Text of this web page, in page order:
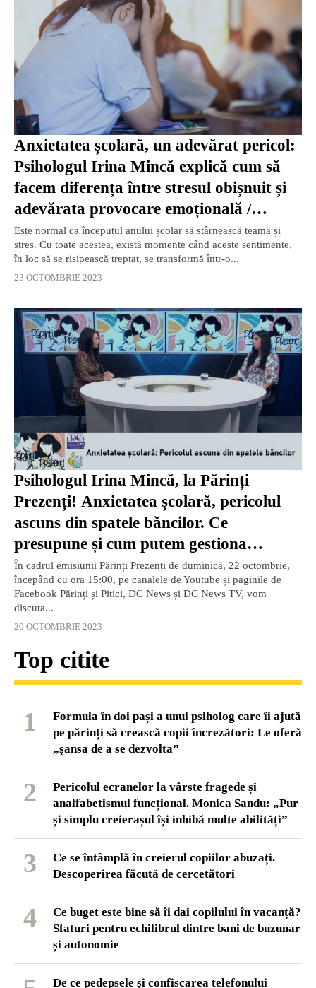
Anxietatea școlară, un adevărat pericol:
Psihologul Irina Mincă explică cum să
facem diferența între stresul obișnuit și
adevărata provocare emoțională /
VIDEO
Este normal ca începutul anului școlar să stârnească teamă și
stres. Cu toate acestea, există momente când aceste sentimente,
în loc să se risipească treptat, se transformă într-o...
23 OCTOMBRIE 2023
Psihologul Irina Mincă, la Părinți
Prezenți! Anxietatea școlară, pericolul
ascuns din spatele băncilor. Ce
presupune și cum putem gestiona
situația? / VIDEO
În cadrul emisiunii Părinți Prezenți de duminică, 22 octombrie,
începând cu ora 15:00, pe canalele de Youtube și paginile de
Facebook Părinți și Pitici, DC News și DC News TV, vom
discuta...
20 OCTOMBRIE 2023
Top citite
1
Formula în doi pași a unui psiholog care îi ajută
pe părinți să crească copii încrezători: Le oferă
„șansa de a se dezvolta”
2
Pericolul ecranelor la vârste fragede și
analfabetismul funcțional. Monica Sandu: „Pur
și simplu creierașul își inhibă multe abilități”
3
Ce se întâmplă în creierul copiilor abuzați.
Descoperirea făcută de cercetători
4
Ce buget este bine să îi dai copilului în vacanță?
Sfaturi pentru echilibrul dintre bani de buzunar
și autonomie
De ce pedepsele și confiscarea telefonului